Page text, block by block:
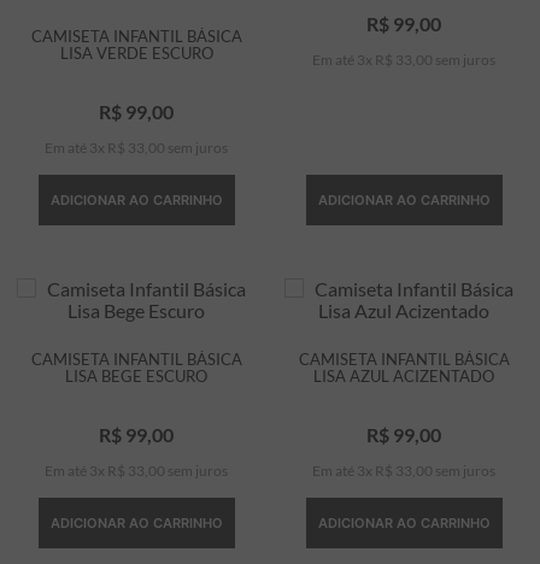
CAMISETA INFANTIL BÁSICA
LISA VERDE ESCURO
R$ 99,00
Em até 3 x R$ 33 00 sem juros
ADICIONAR AO CARRINHO
R$ 99 00
Em até 3 x R$ 33 00 sem juros
ADICIONAR AO CARRINHO
CAMISETA INFANTIL BÁSICA
LISA BEGE ESCURO
R$ 99,00
Em até 3 x R$ 33 00 sem juros
ADICIONAR AO CARRINHO
CAMISETA INFANTIL BÁSICA
LISA AZUL ACIZENTADO
R$ 99,00
Em até 3 x R$ 33 00 sem juros
ADICIONAR AO CARRINHO